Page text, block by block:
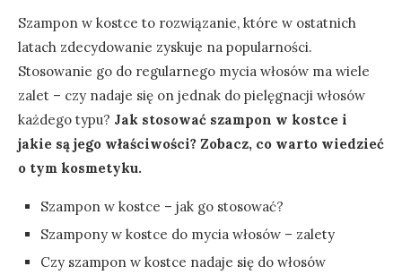
Szampon w kostce to rozwiązanie, które w ostatnich
latach zdecydowanie zyskuje na popularności.
Stosowanie go do regularnego mycia włosów ma wiele
zalet – czy nadaje się on jednak do pielęgnacji włosów
każdego typu? Jak stosować szampon w kostce i
jakie są jego właściwości? Zobacz, co warto wiedzieć
o tym kosmetyku.
Szampon w kostce – jak go stosować?
Szampony w kostce do mycia włosów – zalety
Czy szampon w kostce nadaje się do włosów